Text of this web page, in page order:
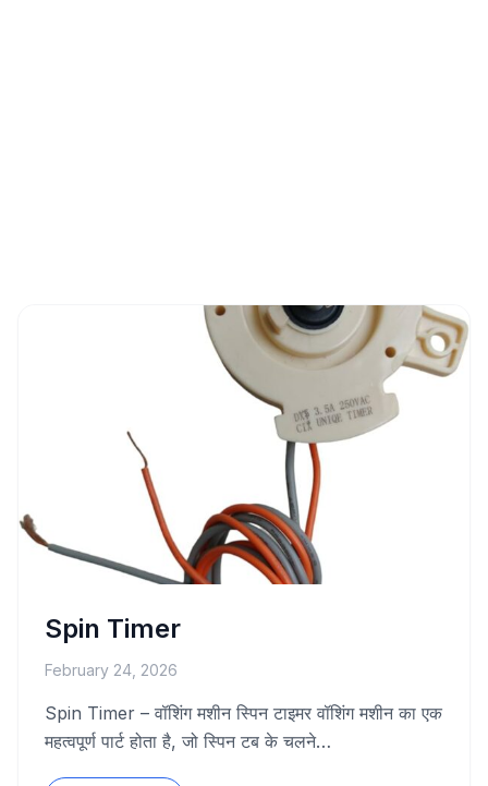
Spin Timer
February 24, 2026
Spin Timer – वॉशिंग मशीन स्पिन टाइमर वॉशिंग मशीन का एक
महत्वपूर्ण पार्ट होता है, जो स्पिन टब के चलने…